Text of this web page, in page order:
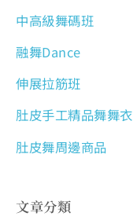
中高級舞碼班
融舞Dance
伸展拉筋班
肚皮手工精品舞舞衣
肚皮舞周邊商品
文章分類